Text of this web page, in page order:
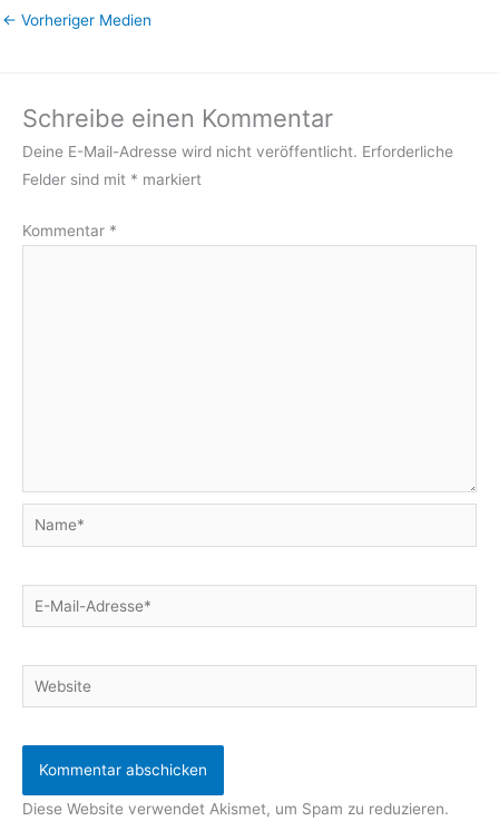
← Vorheriger Medien
Schreibe einen Kommentar
Deine E-Mail-Adresse wird nicht veröffentlicht. Erforderliche
Felder sind mit * markiert
Kommentar *
Name*
E-
Mail-
Website
Diese Website verwendet Akismet, um Spam zu reduzieren.